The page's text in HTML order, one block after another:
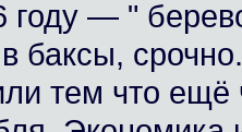
году — "
баксы,
тем что ещё